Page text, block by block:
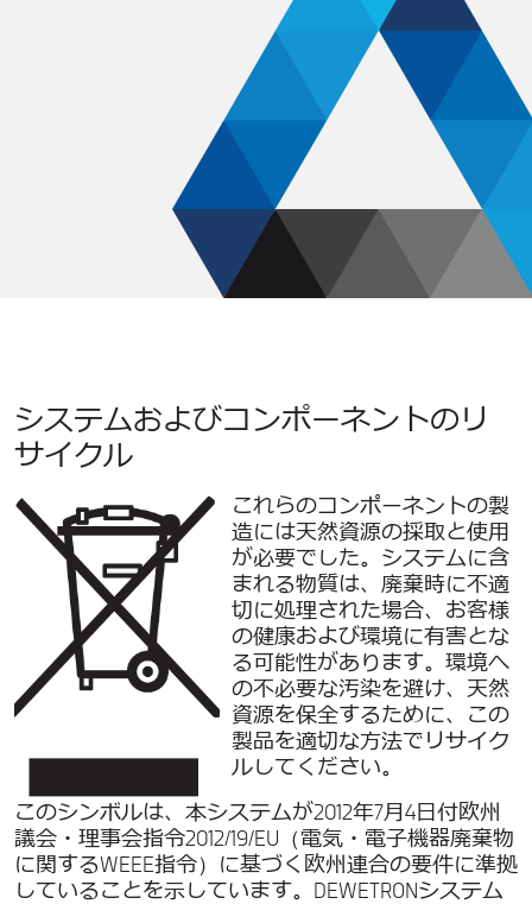
システムおよびコンポーネントのリ
サイクル
これらのコンポーネントの製
造には天然資源の採取と使用
が必要でした。システムに含
まれる物質は、廃棄時に不適
切に処理された場合、お客様
の健康および環境に有害とな
る可能性があります。環境へ
の不必要な汚染を避け、天然
資源を保全するために、この
製品を適切な方法でリサイク
ルしてください。
このシンボルは、本システムが2012年7月4日付欧州
議会・理事会指令2012/19/EU（電気・電子機器廃棄物
に関するWEEE指令）に基づく欧州連合の要件に準拠
していることを示しています。DEWETRONシステム